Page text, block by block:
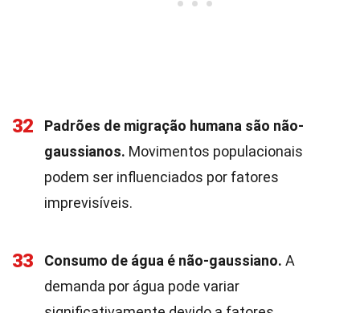
32
Padrões de migração humana são não-
gaussianos. Movimentos populacionais
podem ser influenciados por fatores
imprevisíveis.
33 Consumo de água é não-gaussiano. A
demanda por água pode variar